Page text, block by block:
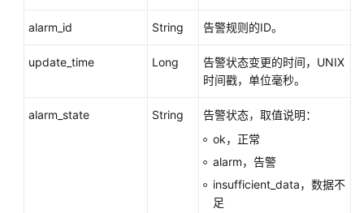
黎、
姆
丹
alarm_id String 告警规则的ID。
update_time Long
告警状态变更的时间，UNIX
时间戳，单位毫秒。
alarm_state String
告警状态，取值说明：
ok，正常
alarm，告警
insufficient_data，数据不
足